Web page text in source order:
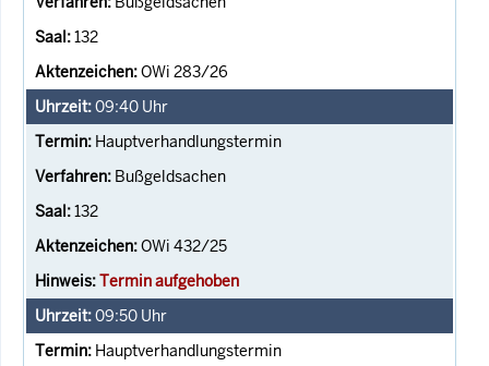
132
OWi 283/26
09:40 Uhr
Hauptverhandlungstermin
Bußgeldsachen
132
OWi 432/25
Termin aufgehoben
09:50 Uhr
Hauptverhandlungstermin